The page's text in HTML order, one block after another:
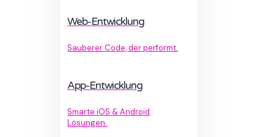
Web-Entwicklung
Sauberer Code, der performt.
App-Entwicklung
Smarte iOS & Android
Lösungen.